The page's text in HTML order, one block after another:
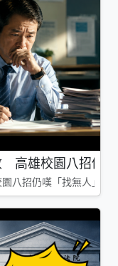
高雄校園八招仍
八招仍嘆「找無人」